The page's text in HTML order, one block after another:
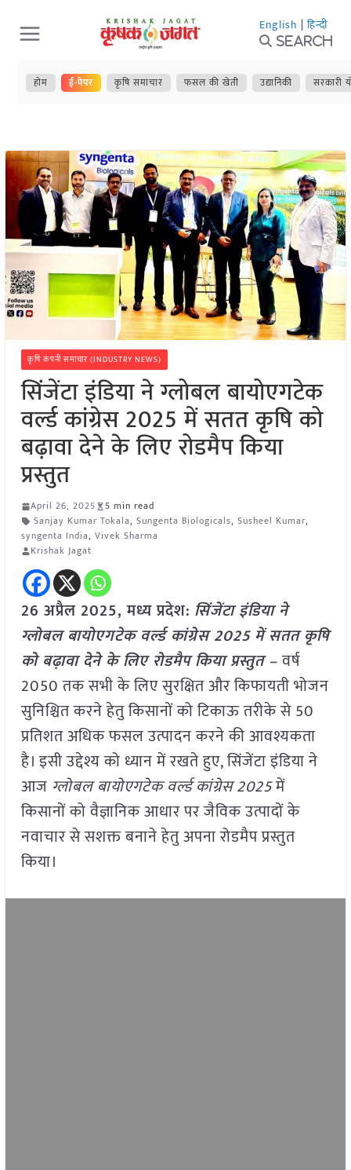
Skip
to
content
English | हिन्दी
Search
होम ई-पेपर कृषि समाचार फसल की खेती उद्यानिकी सरकारी
कृषि कंपनी समाचार (INDUSTRY NEWS)
सिंजेंटा इंडिया ने ग्लोबल बायोएगटेक
वर्ल्ड कांग्रेस 2025 में सतत कृषि को
बढ़ावा देने के लिए रोडमैप किया
प्रस्तुत
April 26, 2025
5 min read
Sanjay Kumar Tokala, Sungenta Biologicals, Susheel Kumar,
syngenta India, Vivek Sharma
Krishak Jagat
26 अप्रैल 2025, मध्य प्रदेश: सिंजेंटा इंडिया ने
ग्लोबल बायोएगटेक वर्ल्ड कांग्रेस 2025 में सतत कृषि
को बढ़ावा देने के लिए रोडमैप किया प्रस्तुत –वर्ष
2050 तक सभी के लिए सुरक्षित और किफायती भोजन
सुनिश्चित करने हेतु किसानों को टिकाऊ तरीके से 50
प्रतिशत अधिक फसल उत्पादन करने की आवश्यकता
है। इसी उद्देश्य को ध्यान में रखते हुए, सिंजेंटा इंडिया ने
आज ग्लोबल बायोएगटेक वर्ल्ड कांग्रेस 2025में
किसानों को वैज्ञानिक आधार पर जैविक उत्पादों के
नवाचार से सशक्त बनाने हेतु अपना रोडमैप प्रस्तुत
किया।